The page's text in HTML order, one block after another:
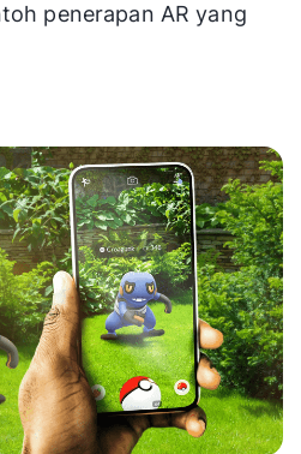
penerapan AR yang